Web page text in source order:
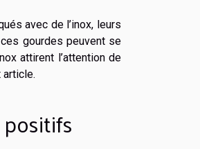
avec de l’inox, leurs
gourdes peuvent se
attirent l’attention de
article.